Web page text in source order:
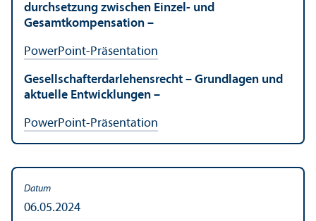
durchsetzung zwischen Einzel- und
Gesamtkompensation –
PowerPoint-Präsentation
Gesellschaft­erdarlehensrecht – Grundlagen und
aktuelle Entwicklungen –
PowerPoint-Präsentation
06.05.2024